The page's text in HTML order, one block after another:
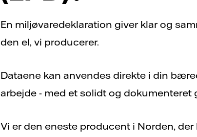
En miljøvaredeklaration giver klar og
den el, vi producerer.
Dataene kan anvendes direkte i din
arbejde - med et solidt og dokumenteret
Vi er den eneste producent i Norden,